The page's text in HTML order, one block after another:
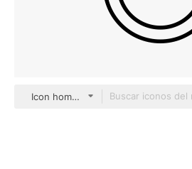
Icon home black outline